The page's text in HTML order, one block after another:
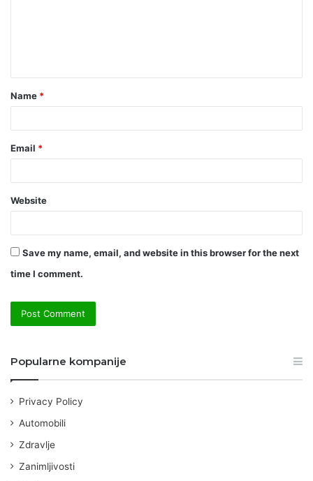
t
*
Name *
Email *
Website
Save my name, email, and website in this browser for the next
time I comment.
Popularne kompanije
Privacy Policy
Automobili
Zdravlje
Zanimljivosti